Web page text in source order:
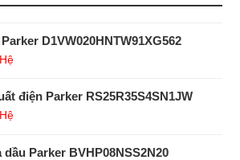
D1VW020HNTW91XG562
điện Parker RS25R35S4SN1JW
dầu Parker BVHP08NSS2N20